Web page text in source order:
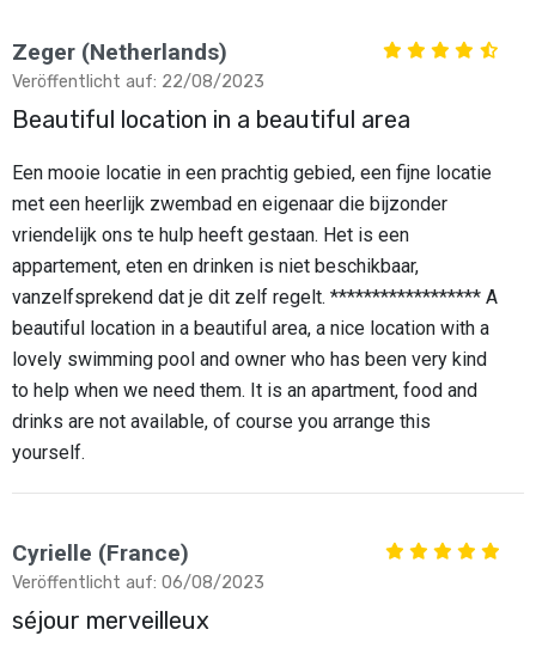
Zeger (Netherlands)
Veröffentlicht auf: 22/08/2023
Beautiful location in a beautiful area
Een mooie locatie in een prachtig gebied, een fijne locatie
met een heerlijk zwembad en eigenaar die bijzonder
vriendelijk ons te hulp heeft gestaan. Het is een
appartement, eten en drinken is niet beschikbaar,
vanzelfsprekend dat je dit zelf regelt. ****************** A
beautiful location in a beautiful area, a nice location with a
lovely swimming pool and owner who has been very kind
to help when we need them. It is an apartment, food and
drinks are not available, of course you arrange this
yourself.
Cyrielle (France)
Veröffentlicht auf: 06/08/2023
séjour merveilleux